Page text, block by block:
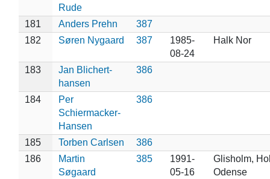
Rude
181 Anders Prehn
387
182
Søren Nygaard 387
1985-
08-24
Halk Nor
183
Jan Blichert-
hansen
386
184
Per
Schiermacker-
Hansen
386
185 Torben Carlsen
386
186
Martin
Søgaard
385
1991-
05-16
Glisholm,
Odense